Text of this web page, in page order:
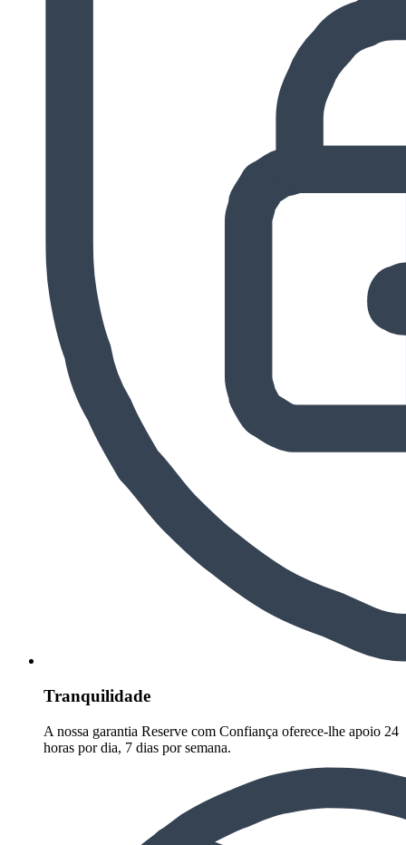
Tranquilidade
A nossa garantia Reserve com Confiança oferece-lhe apoio 24
horas por dia, 7 dias por semana.